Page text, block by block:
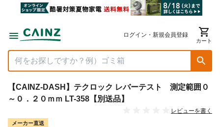
ログイン・新規会員登録
カート
【CAINZ-DASH】テクロック レバーテスト 測定範囲０
～０．２０ｍｍ LT-358【別送品】
レビューを書く
メーカー直送